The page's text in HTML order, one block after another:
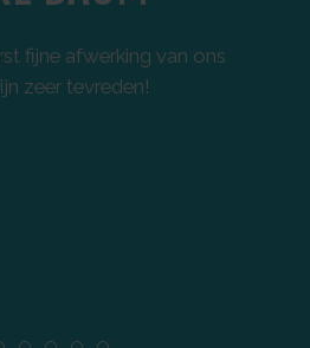
fijne afwerking van ons
zeer tevreden!